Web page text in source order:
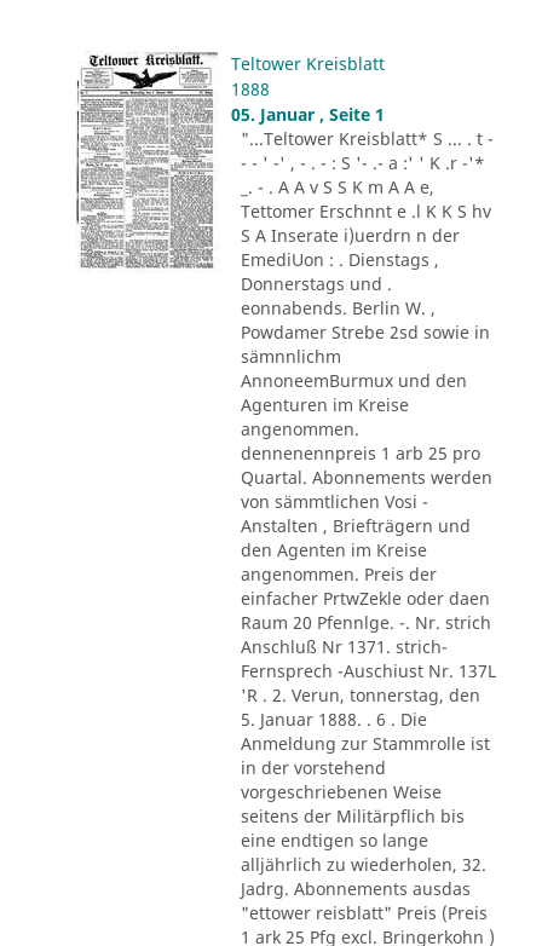
Teltower Kreisblatt
1888
05. Januar , Seite 1
"...Teltower Kreisblatt* S ... . t -
- - ' -' , - . - : S '- .- a :' ' K .r -'*
_. - . A A v S S K m A A e,
Tettomer Erschnnt e .l K K S hv
S A Inserate i)uerdrn n der
EmediUon : . Dienstags ,
Donnerstags und .
eonnabends. Berlin W. ,
Powdamer Strebe 2sd sowie in
sämnnlichm
AnnoneemBurmux und den
Agenturen im Kreise
angenommen.
dennenennpreis 1 arb 25 pro
Quartal. Abonnements werden
von sämmtlichen Vosi -
Anstalten , Briefträgern und
den Agenten im Kreise
angenommen. Preis der
einfacher PrtwZekle oder daen
Raum 20 Pfennlge. -. Nr. strich
Anschluß Nr 1371. strich-
Fernsprech -Auschiust Nr. 137L
'R . 2. Verun, tonnerstag, den
5. Januar 1888. . 6 . Die
Anmeldung zur Stammrolle ist
in der vorstehend
vorgeschriebenen Weise
seitens der Militärpflich bis
eine endtigen so lange
alljährlich zu wiederholen, 32.
Jadrg. Abonnements ausdas
"ettower reisblatt" Preis (Preis
1 ark 25 Pfg excl. Bringerkohn )